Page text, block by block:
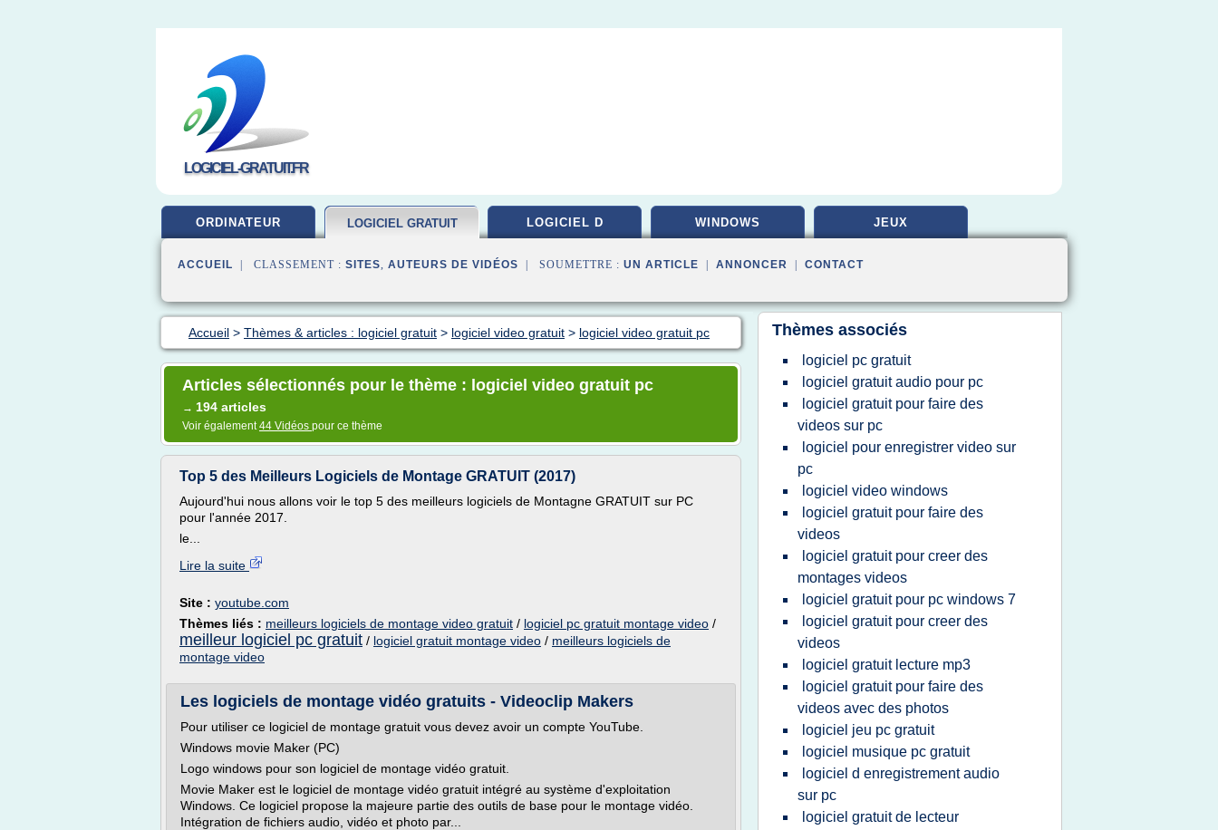
LOGICIEL-GRATUIT.FR
ORDINATEUR LOGICIEL GRATUIT LOGICIEL D WINDOWS JEUX
ACCUEIL | CLASSEMENT : SITES, AUTEURS DE VIDÉOS | SOUMETTRE : UN ARTICLE ANNONCER CONTACT
Accueil > Thèmes & articles : logiciel gratuit > logiciel video gratuit > logiciel video gratuit pc
Articles sélectionnés pour le thème : logiciel video gratuit pc
→ 194 articles
Voir également44 Vidéos pour ce thème
Top 5 des Meilleurs Logiciels de Montage GRATUIT (2017)
Aujourd'hui nous allons voir le top 5 des meilleurs logiciels de Montagne GRATUIT sur PC
pour l'année 2017.
le...
Lire la suite
Site : youtube.com
Thèmes liés : meilleurs logiciels de montage video gratuit / logiciel pc gratuit montage video /
meilleur logiciel pc gratuit / logiciel gratuit montage video / meilleurs logiciels de
montage video
Les logiciels de montage vidéo gratuits - Videoclip Makers
Pour utiliser ce logiciel de montage gratuit vous devez avoir un compte YouTube.
Windows movie Maker (PC)
Logo windows pour son logiciel de montage vidéo gratuit.
Movie Maker est le logiciel de montage vidéo gratuit intégré au système d'exploitation
Windows. Ce logiciel propose la majeure partie des outils de base pour le montage vidéo.
Intégration de fichiers audio, vidéo et photo par...
Thèmes associés
logiciel pc gratuit
logiciel gratuit audio pour pc
logiciel gratuit pour faire des
videos sur pc
logiciel pour enregistrer video sur
pc
logiciel video windows
logiciel gratuit pour faire des
videos
logiciel gratuit pour creer des
montages videos
logiciel gratuit pour pc windows 7
logiciel gratuit pour creer des
videos
logiciel gratuit lecture mp3
logiciel gratuit pour faire des
videos avec des photos
logiciel jeu pc gratuit
logiciel musique pc gratuit
logiciel d enregistrement audio
sur pc
logiciel gratuit de lecteur